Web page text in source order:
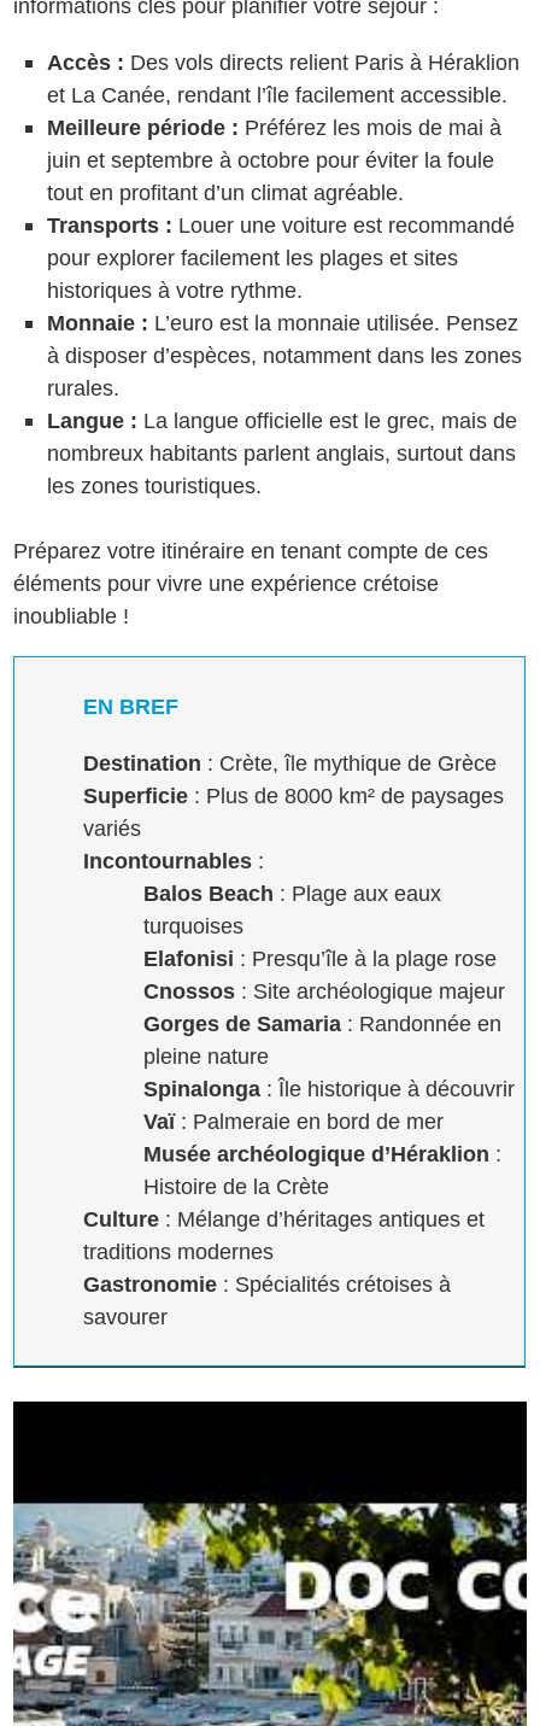
informations clés pour planifier votre séjour :
Accès : Des vols directs relient Paris à Héraklion
et La Canée, rendant l’île facilement accessible.
Meilleure période : Préférez les mois de mai à
juin et septembre à octobre pour éviter la foule
tout en profitant d’un climat agréable.
Transports : Louer une voiture est recommandé
pour explorer facilement les plages et sites
historiques à votre rythme.
Monnaie : L’euro est la monnaie utilisée. Pensez
à disposer d’espèces, notamment dans les zones
rurales.
Langue : La langue officielle est le grec, mais de
nombreux habitants parlent anglais, surtout dans
les zones touristiques.
Préparez votre itinéraire en tenant compte de ces
éléments pour vivre une expérience crétoise
inoubliable !
EN BREF
Destination : Crète, île mythique de Grèce
Superficie : Plus de 8000 km² de paysages
variés
Incontournables :
Balos Beach : Plage aux eaux
turquoises
Elafonisi : Presqu’île à la plage rose
Cnossos : Site archéologique majeur
Gorges de Samaria : Randonnée en
pleine nature
Spinalonga : Île historique à découvrir
Vaï: Palmeraie en bord de mer
Musée archéologique d’Héraklion :
Histoire de la Crète
Culture : Mélange d’héritages antiques et
traditions modernes
Gastronomie : Spécialités crétoises à
savourer